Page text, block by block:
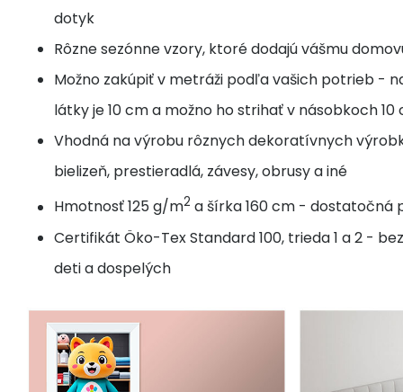
dotyk
Rôzne sezónne vzory, ktoré dodajú vášmu
Možno zakúpiť v metráži podľa vašich potrieb -
látky je 10 cm a možno ho strihať v násobkoch 10
Vhodná na výrobu rôznych dekoratívnych
bielizeň, prestieradlá, závesy, obrusy a iné
Hmotnosť 125 g/m2 a šírka 160 cm - dostatočná
Certifikát Öko-Tex Standard 100, trieda 1 a 2 -
deti a dospelých